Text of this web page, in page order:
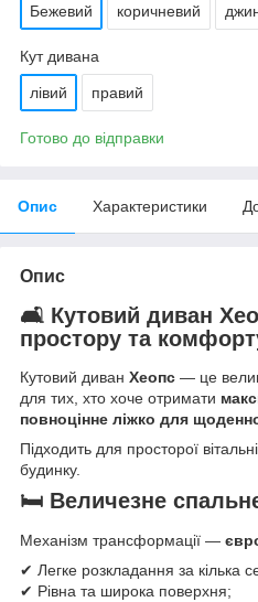
Бежевий коричневий
Кут дивана
лівий правий
Готово до відправки
Опис Характеристики
Опис
🛋️ Кутовий диван
простору та
Кутовий диван Хеопс — це
для тих, хто хоче отримати
повноцінне ліжко для
Підходить для просторої
будинку.
🛏️ Величезне
Механізм трансформації — є
✔ Легке розкладання за кілька
✔ Рівна та широка поверхня;